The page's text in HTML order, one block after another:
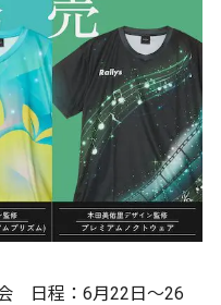
日程：6月22日～26